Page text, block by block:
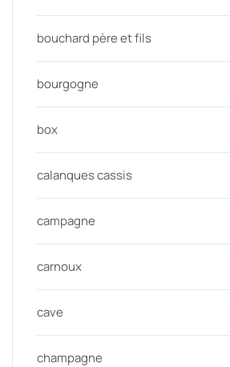
bouchard père et fils
bourgogne
box
calanques cassis
campagne
carnoux
cave
champagne